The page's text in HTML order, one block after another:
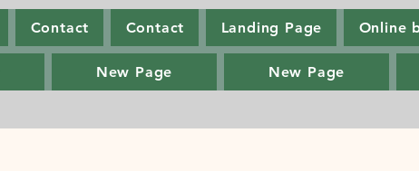
Contact Contact Landing Page Online
New Page New Page